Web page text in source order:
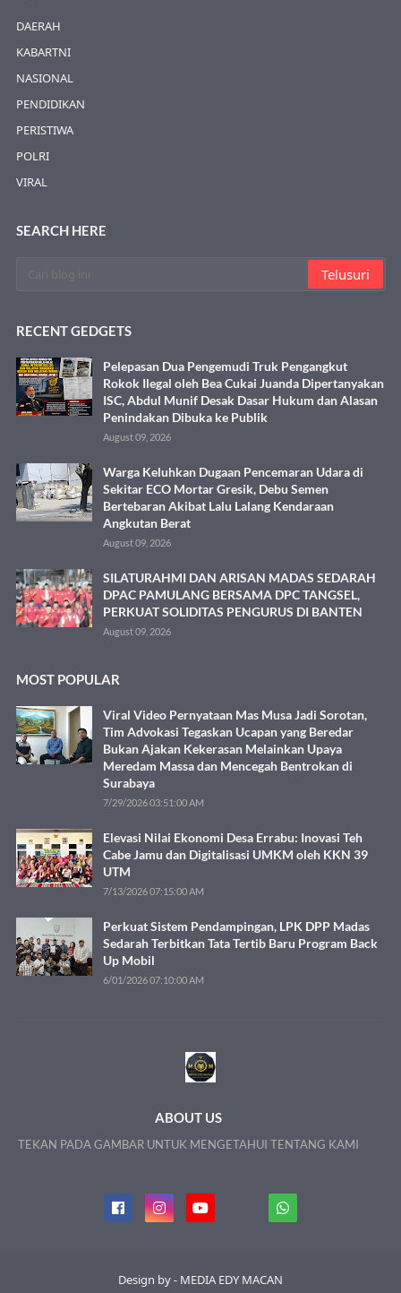
DAERAH
KABARTNI
NASIONAL
PENDIDIKAN
PERISTIWA
POLRI
VIRAL
SEARCH HERE
RECENT GEDGETS
Pelepasan Dua Pengemudi Truk Pengangkut
Rokok Ilegal oleh Bea Cukai Juanda Dipertanyakan
ISC, Abdul Munif Desak Dasar Hukum dan Alasan
Penindakan Dibuka ke Publik
August 09, 2026
Warga Keluhkan Dugaan Pencemaran Udara di
Sekitar ECO Mortar Gresik, Debu Semen
Bertebaran Akibat Lalu Lalang Kendaraan
Angkutan Berat
August 09, 2026
SILATURAHMI DAN ARISAN MADAS SEDARAH
DPAC PAMULANG BERSAMA DPC TANGSEL,
PERKUAT SOLIDITAS PENGURUS DI BANTEN
August 09, 2026
MOST POPULAR
Viral Video Pernyataan Mas Musa Jadi Sorotan,
Tim Advokasi Tegaskan Ucapan yang Beredar
Bukan Ajakan Kekerasan Melainkan Upaya
Meredam Massa dan Mencegah Bentrokan di
Surabaya
7/29/2026 03:51:00 AM
Elevasi Nilai Ekonomi Desa Errabu: Inovasi Teh
Cabe Jamu dan Digitalisasi UMKM oleh KKN 39
UTM
7/13/2026 07:15:00 AM
Perkuat Sistem Pendampingan, LPK DPP Madas
Sedarah Terbitkan Tata Tertib Baru Program Back
Up Mobil
6/01/2026 07:10:00 AM
ABOUT US
TEKAN PADA GAMBAR UNTUK MENGETAHUI TENTANG KAMI
Design by - MEDIA EDY MACAN